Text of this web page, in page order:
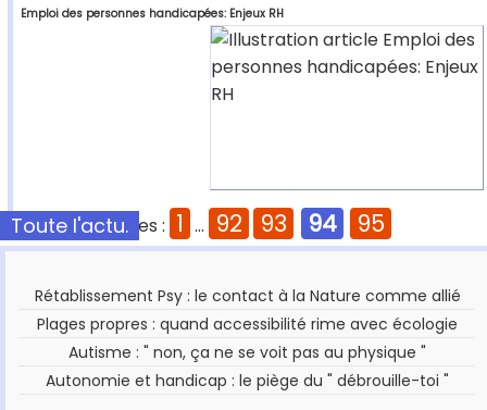
Emploi des personnes handicapées: Enjeux RH
Pages : 1 ... 92 93 94 95
Toute l'actu.
Rétablissement Psy : le contact à la Nature comme allié
Plages propres : quand accessibilité rime avec écologie
Autisme : " non, ça ne se voit pas au physique "
Autonomie et handicap : le piège du " débrouille-toi "